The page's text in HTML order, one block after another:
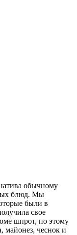
обычному
блюд. Мы
были в
свое
шпрот, по этому
майонез, чеснок и